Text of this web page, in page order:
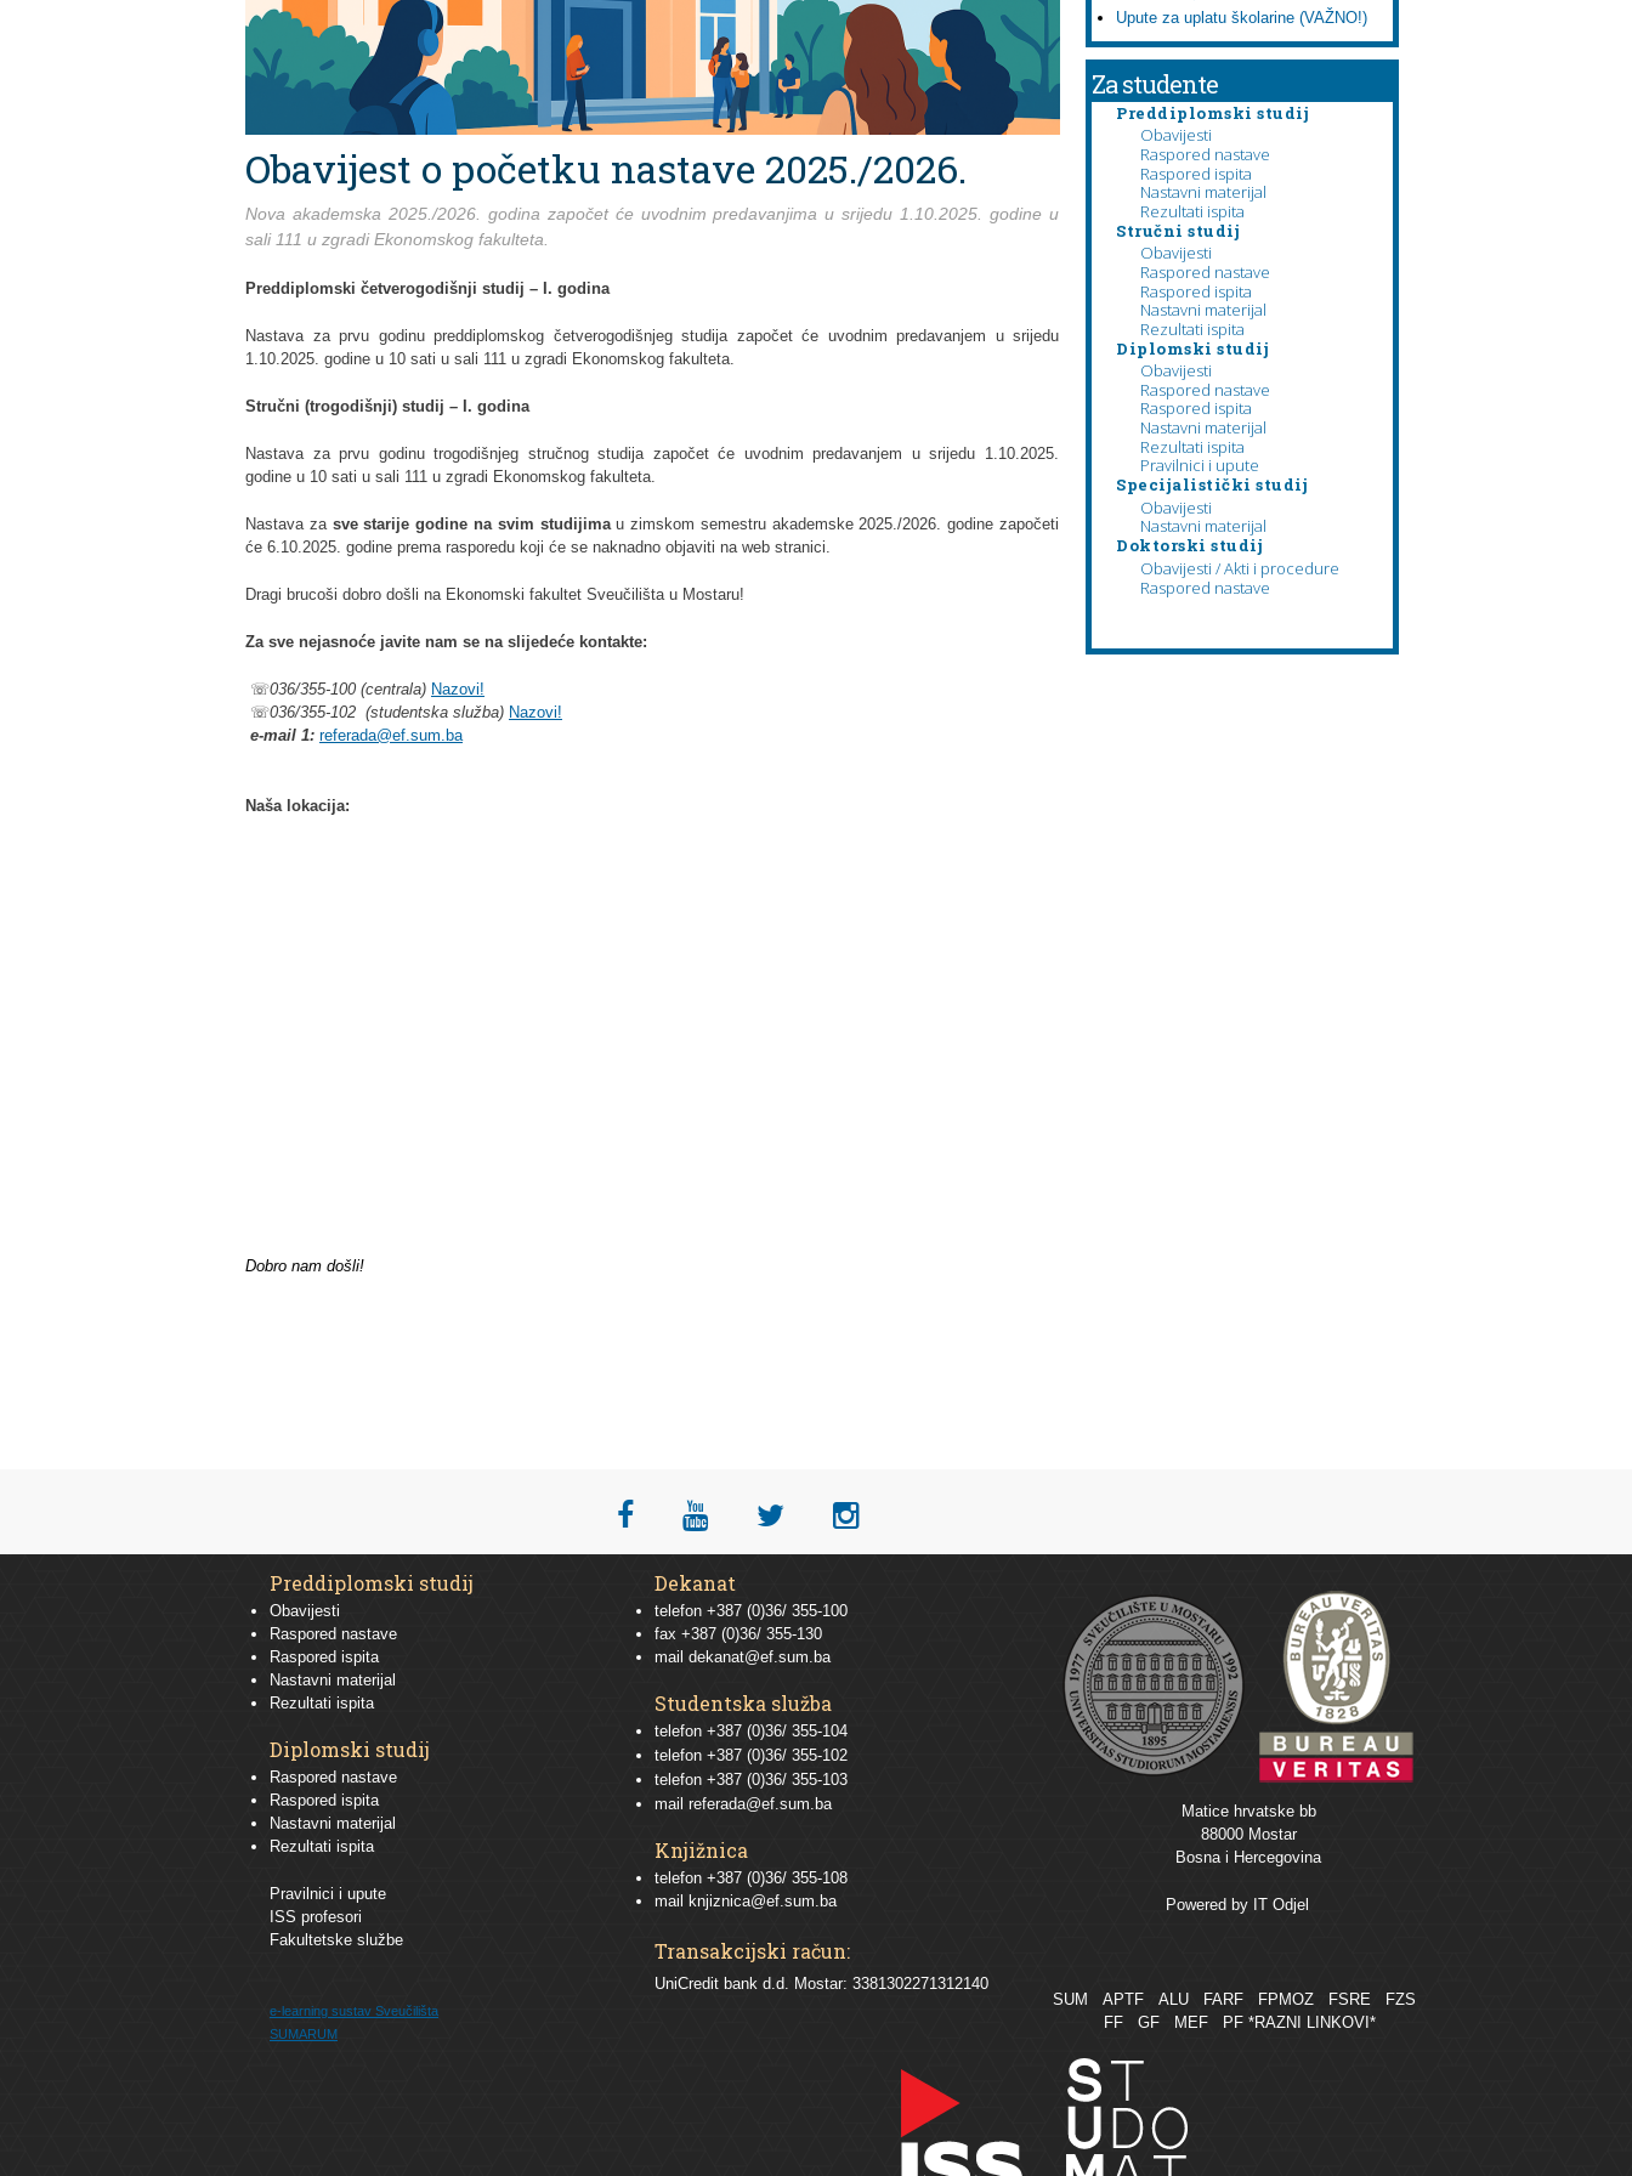
Obavijest o početku nastave 2025./2026.
Nova akademska 2025./2026. godina započet će uvodnim predavanjima u srijedu 1.10.2025. godine u
sali 111 u zgradi Ekonomskog fakulteta.
Preddiplomski četverogodišnji studij – I. godina
Nastava za prvu godinu preddiplomskog četverogodišnjeg studija započet će uvodnim predavanjem u srijedu
1.10.2025. godine u 10 sati u sali 111 u zgradi Ekonomskog fakulteta.
Stručni (trogodišnji) studij – I. godina
Nastava za prvu godinu trogodišnjeg stručnog studija započet će uvodnim predavanjem u srijedu 1.10.2025.
godine u 10 sati u sali 111 u zgradi Ekonomskog fakulteta.
Nastava za sve starije godine na svim studijimau zimskom semestru akademske 2025./2026. godine započeti
će 6.10.2025. godine prema rasporedu koji će se naknadno objaviti na web stranici.
Dragi brucoši dobro došli na Ekonomski fakultet Sveučilišta u Mostaru!
Za sve nejasnoće javite nam se na slijedeće kontakte:
☏036/355-100 (centrala) Nazovi!
☏036/355-102 (studentska služba) Nazovi!
e-mail 1: referada@ef.sum.ba
Naša lokacija:
Dobro nam došli!
Upute za uplatu školarine (VAŽNO!)
Za studente
Preddiplomski studij
Obavijesti
Raspored nastave
Raspored ispita
Nastavni materijal
Rezultati ispita
Stručni studij
Obavijesti
Raspored nastave
Raspored ispita
Nastavni materijal
Rezultati ispita
Diplomski studij
Obavijesti
Raspored nastave
Raspored ispita
Nastavni materijal
Rezultati ispita
Pravilnici i upute
Specijalistički studij
Obavijesti
Nastavni materijal
Doktorski studij
Obavijesti / Akti i procedure
Raspored nastave
Preddiplomski studij
Obavijesti
Raspored nastave
Raspored ispita
Nastavni materijal
Rezultati ispita
Diplomski studij
Raspored nastave
Raspored ispita
Nastavni materijal
Rezultati ispita
Pravilnici i upute
ISS profesori
Fakultetske službe
e-learning sustav Sveučilišta
SUMARUM
Dekanat
telefon +387 (0)36/ 355-100
fax +387 (0)36/ 355-130
mail dekanat@ef.sum.ba
Studentska služba
telefon +387 (0)36/ 355-104
telefon +387 (0)36/ 355-102
telefon +387 (0)36/ 355-103
mail referada@ef.sum.ba
Knjižnica
telefon +387 (0)36/ 355-108
mail
knjiznica@ef.sum.ba
Transakcijski račun:
UniCredit bank d.d. Mostar: 3381302271312140
Matice hrvatske bb
88000 Mostar
Bosna i Hercegovina
Powered by IT Odjel
SUM APTF ALU FARF FPMOZ FSRE
FZS
FF
GF MEF PF *RAZNI LINKOVI*